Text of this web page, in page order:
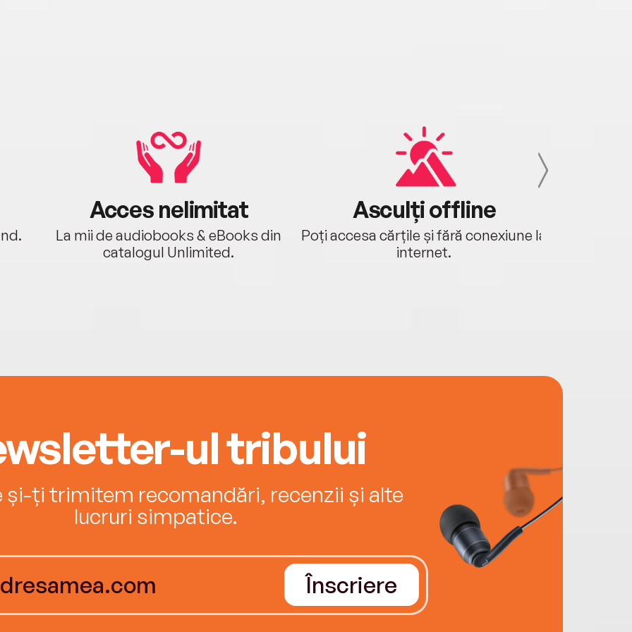
Acces nelimitat
La mii de audiobooks & eBooks din
catalogul Unlimited.
Asculți offline
Poți accesa cărțile și fără conexiune la
internet.
ul tribului
și-ți trimitem recomandări, recenzii și alte
lucruri simpatice.
Înscriere